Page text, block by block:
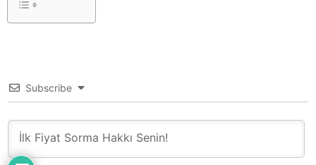
Subscribe